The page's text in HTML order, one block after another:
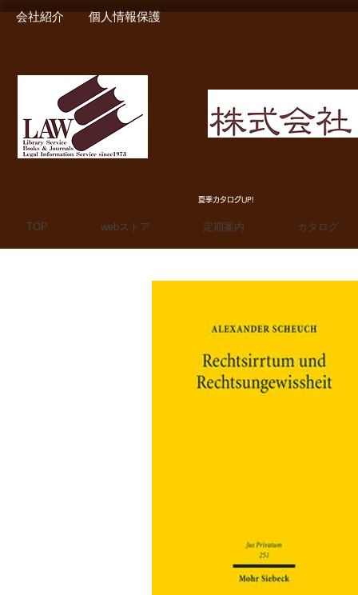
会社紹介 個人情報保護
夏季カタログUP!
TOP webストア 定期案内 カタログ